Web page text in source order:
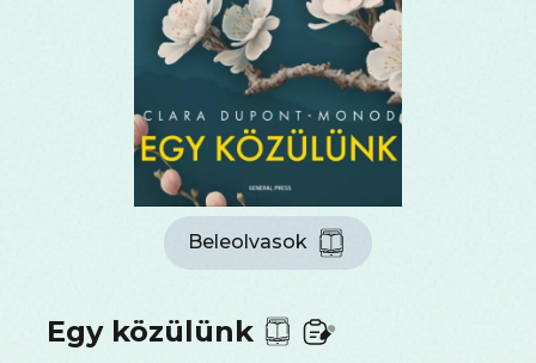
Beleolvasok
Egy közülünk